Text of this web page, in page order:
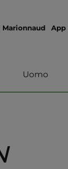
Marionnaud App
Uomo